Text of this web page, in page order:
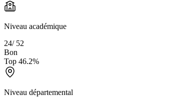
Niveau académique
24/ 52
Bon
Top 46.2%
Niveau départemental